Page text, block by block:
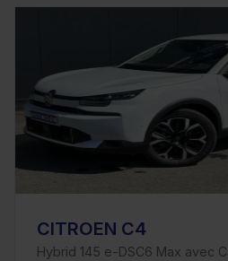
CITROEN C4
Hybrid 145 e-DSC6 Max avec